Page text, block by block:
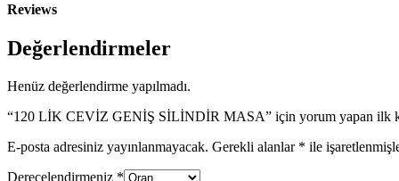
Reviews
Değerlendirmeler
Henüz değerlendirme yapılmadı.
“120 LİK CEVİZ GENİŞ SİLİNDİR MASA” için yorum yapan ilk
E-posta adresiniz yayınlanmayacak. Gerekli alanlar * ile
Derecelendirmeniz *